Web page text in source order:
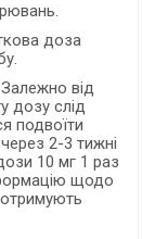
доза
від
дозу слід
подвоїти
2-3 тижні
10 мг 1 раз
щодо
отримують